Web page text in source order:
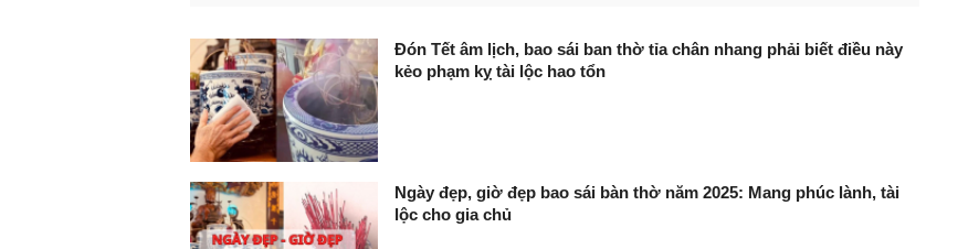
Đón Tết âm lịch, bao sái ban thờ tỉa chân nhang phải biết điều này
kẻo phạm kỵ tài lộc hao tổn
Ngày đẹp, giờ đẹp bao sái bàn thờ năm 2025: Mang phúc lành, tài
lộc cho gia chủ